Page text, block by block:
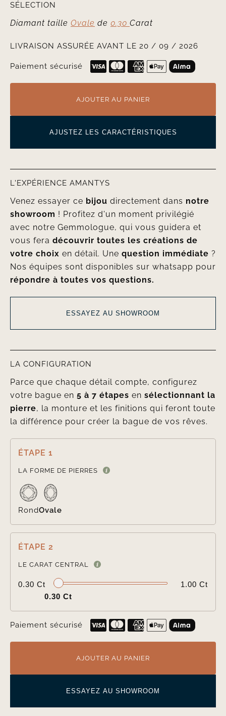
SÉLECTION
Diamant taille Ovale de 0.30 Carat
LIVRAISON ASSURÉE AVANT LE 20 / 09 / 2026
Paiement sécurisé
AJOUTER AU PANIER
AJUSTEZ LES CARACTÉRISTIQUES
L'EXPÉRIENCE AMANTYS
Venez essayer ce bijou directement dans notre
showroom ! Profitez d'un moment privilégié
avec notre Gemmologue, qui vous guidera et
vous fera découvrir toutes les créations de
votre choix en détail. Une question immédiate ?
Nos équipes sont disponibles sur whatsapp pour
répondre à toutes vos questions.
ESSAYEZ AU SHOWROOM
LA CONFIGURATION
Parce que chaque détail compte, configurez
votre bague en 5 à 7 étapes en sélectionnant la
pierre, la monture et les finitions qui feront toute
la différence pour créer la bague de vos rêves.
ÉTAPE 1
LA FORME DE PIERRES
RondOvale
ÉTAPE 2
LE CARAT CENTRAL
0.30 Ct
1.00 Ct
0.30 Ct
Paiement sécurisé
AJOUTER AU PANIER
ESSAYEZ AU SHOWROOM